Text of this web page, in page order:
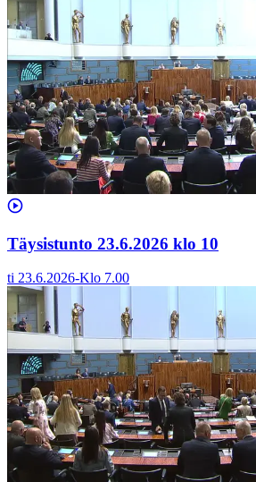
Täysistunto 23.6.2026 klo 10
ti 23.6.2026-Klo 7.00